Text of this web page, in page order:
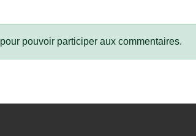
pour pouvoir participer aux commentaires.